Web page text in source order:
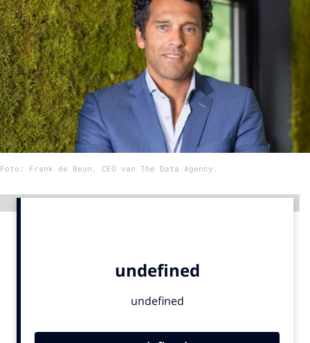
Menu
Home
9 sept: GenAI-training
12 nov: MarketingLive!
Adverteren
Events
Vacatures
Campagnes
Foto: Frank de Beun, CEO van The Data Agency.